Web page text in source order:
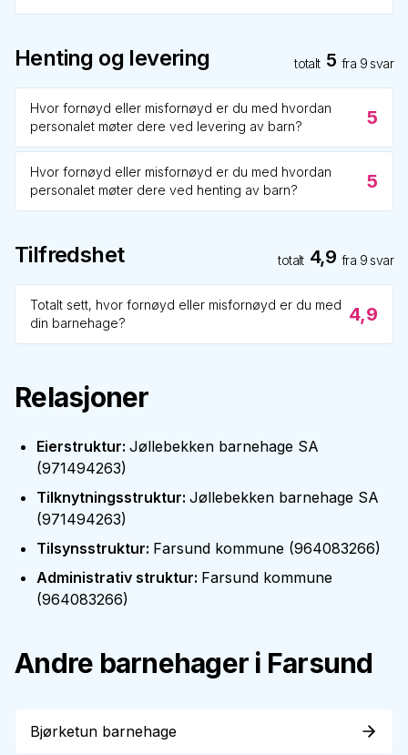
Henting og levering totalt 5 fra 9 svar
Hvor fornøyd eller misfornøyd er du med hvordan
personalet møter dere ved levering av barn?
5
Hvor fornøyd eller misfornøyd er du med hvordan
personalet møter dere ved henting av barn?
5
Tilfredshet totalt 4,9 fra 9 svar
Totalt sett, hvor fornøyd eller misfornøyd er du med
din barnehage?
4,9
Relasjoner
Eierstruktur: Jøllebekken barnehage SA
(971494263)
Tilknytningsstruktur: Jøllebekken barnehage SA
(971494263)
Tilsynsstruktur: Farsund kommune (964083266)
Administrativ struktur: Farsund kommune
(964083266)
Andre barnehager i Farsund
Bjørketun barnehage